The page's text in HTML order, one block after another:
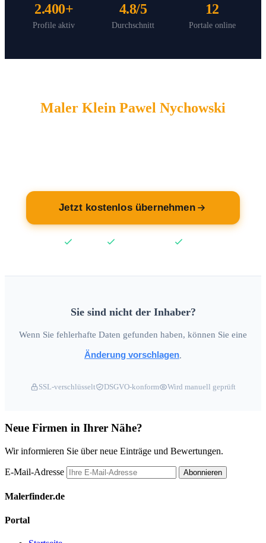
2.400+
Profile aktiv
4.8/5
Durchschnitt
12
Portale online
Maler Klein Pawel Nychowski
Jetzt kostenlos übernehmen
Sie sind nicht der Inhaber?
Wenn Sie fehlerhafte Daten gefunden haben, können Sie eine
Änderung vorschlagen
SSL-verschlüsselt DSGVO-konform Wird manuell geprüft
Neue Firmen in Ihrer Nähe?
Wir informieren Sie über neue Einträge und Bewertungen.
E-Mail-Adresse Abonnieren
Malerfinder.de
Portal